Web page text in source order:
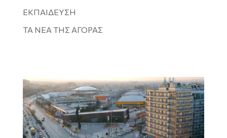
ΕΚΠΑΙΔΕΥΣΗ
ΤΑ ΝΕΑ ΤΗΣ ΑΓΟΡΑΣ